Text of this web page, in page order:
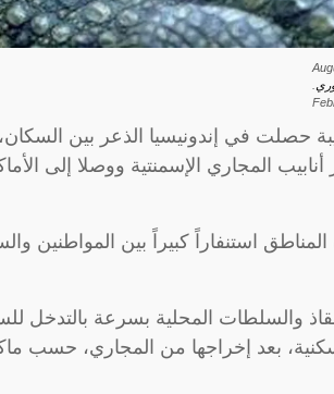
حصلت في إندونيسيا الذعر بين
المجاري الإسمنتية ووصلا إلى
استنفاراً كبيراً بين المواطنين
والسلطات المحلية بسرعة بالتدخل
بعد إخراجها من المجاري، حسب